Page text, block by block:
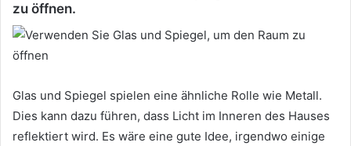
zu öffnen.
Glas und Spiegel spielen eine ähnliche Rolle wie Metall.
Dies kann dazu führen, dass Licht im Inneren des Hauses
reflektiert wird. Es wäre eine gute Idee, irgendwo einige